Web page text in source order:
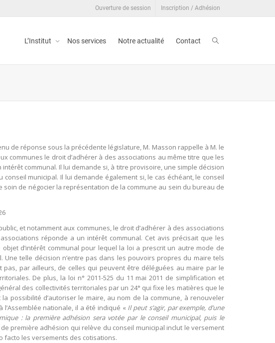
Ouverture de session Inscription / Adhésion
L’Institut Nos services Notre actualité Contact
de réponse sous la précédente législature, M. Masson rappelle à M. le
communes le droit d’adhérer à des associations au même titre que les
communal. Il lui demande si, à titre provisoire, une simple décision
municipal. Il lui demande également si, le cas échéant, le conseil
de négocier la représentation de la commune au sein du bureau de
et notamment aux communes, le droit d’adhérer à des associations
réponde a un intérêt communal. Cet avis précisait que les
d’intérêt communal pour lequel la loi a prescrit un autre mode de
telle décision n’entre pas dans les pouvoirs propres du maire tels
pas, par ailleurs, de celles qui peuvent être déléguées au maire par le
De plus, la loi n° 2011-525 du 11 mai 2011 de simplification et
des collectivités territoriales par un 24° qui fixe les matières que le
possibilité d’autoriser le maire, au nom de la commune, à renouveler
nationale, il a été indiqué « Il peut s’agir, par exemple, d’une
: la première adhésion sera votée par le conseil municipal, puis le
première adhésion qui relève du conseil municipal inclut le versement
facto les versements des cotisations.